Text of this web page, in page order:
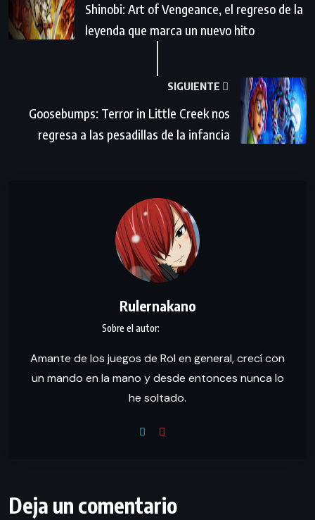
Shinobi: Art of Vengeance, el regreso de la
leyenda que marca un nuevo hito
SIGUIENTE
Goosebumps: Terror in Little Creek nos
regresa a las pesadillas de la infancia
Rulernakano
Amante de los juegos de Rol en general, crecí con
un mando en la mano y desde entonces nunca lo
he soltado.
Deja un comentario